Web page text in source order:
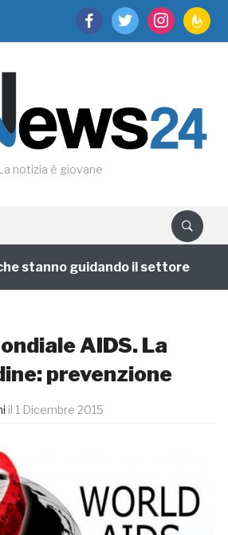
facebooktwitter instagram
notizia è giovane
guidando il settore
AIDS. La
prevenzione
il 1 Dicembre 2015